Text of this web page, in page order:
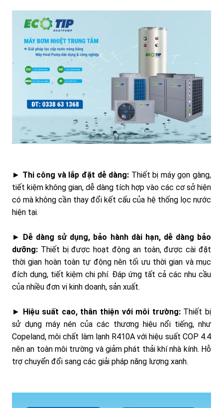
► Thi công và lắp đặt dễ dàng: Thiết bị máy gọn gàng,
tiết kiệm không gian, dễ dàng tích hợp vào các cơ sở hiện
có mà không cần thay đổi kết cấu của hệ thống lọc nước
hiện tại.
►
Dễ dàng sử dụng, bảo hành dài hạn, dễ dàng bảo
dưỡng: Thiết bị được hoạt động an toàn, được cài đặt
thời gian hoàn toàn tự động nên tối ưu thời gian và mục
đích dụng, tiết kiệm chi phí. Đáp ứng tất cả các nhu cầu
của nhiều đơn vị kinh doanh, sản xuất.
► Hiệu suất cao, thân thiện với môi trường:Thiết bị
sử dụng máy nén của các thương hiệu nổi tiếng, như
Copeland, môi chất làm lạnh R410A với hiệu suất COP 4.4
nên an toàn môi trường và giảm phát thải khí nhà kính. Hỗ
trợ chuyển đổi sang các giải pháp năng lượng xanh.